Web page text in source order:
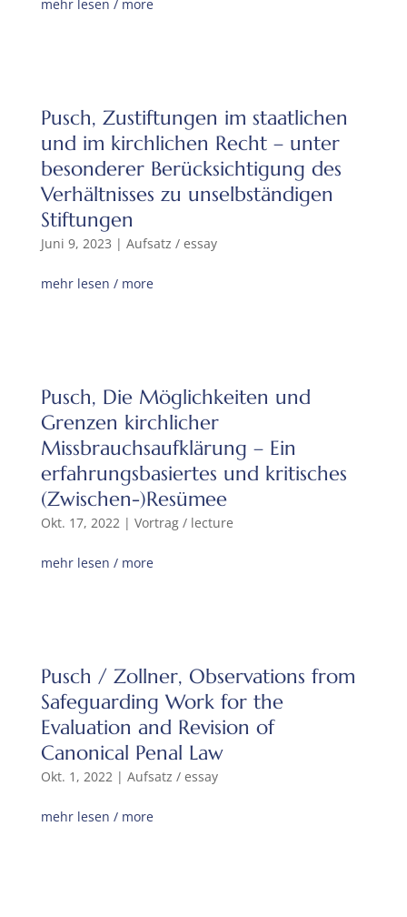
mehr lesen / more
Pusch, Zustiftungen im staatlichen
und im kirchlichen Recht – unter
besonderer Berücksichtigung des
Verhältnisses zu unselbständigen
Stiftungen
Juni 9, 2023 | Aufsatz / essay
mehr lesen / more
Pusch, Die Möglichkeiten und
Grenzen kirchlicher
Missbrauchsaufklärung – Ein
erfahrungsbasiertes und kritisches
(Zwischen-)Resümee
Okt. 17, 2022| Vortrag / lecture
mehr lesen / more
Pusch / Zollner, Observations from
Safeguarding Work for the
Evaluation and Revision of
Canonical Penal Law
Okt. 1, 2022| Aufsatz / essay
mehr lesen / more